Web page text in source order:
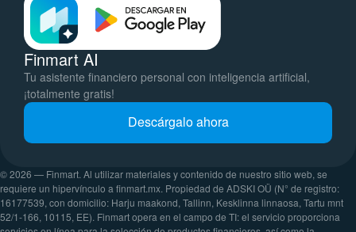
Finmart AI
Tu asistente financiero personal con inteligencia artificial,
¡totalmente gratis!
Descárgalo ahora
© 2026 — Finmart. Al utilizar materiales y contenido de nuestro sitio web, se
requiere un hipervínculo a finmart.mx. Propiedad de ADSKI OÜ (N° de registro:
16177539, con domicilio: Harju maakond, Tallinn, Kesklinna linnaosa, Tartu mnt
52/1-166, 10115, EE). Finmart opera en el campo de TI: el servicio proporciona